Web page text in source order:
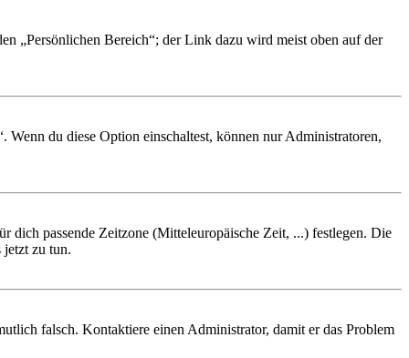
„Persönlichen Bereich“; der Link dazu wird meist oben auf der
du diese Option einschaltest, können nur Administratoren,
dich passende Zeitzone (Mitteleuropäische Zeit, ...) festlegen. Die
jetzt zu tun.
falsch. Kontaktiere einen Administrator, damit er das Problem